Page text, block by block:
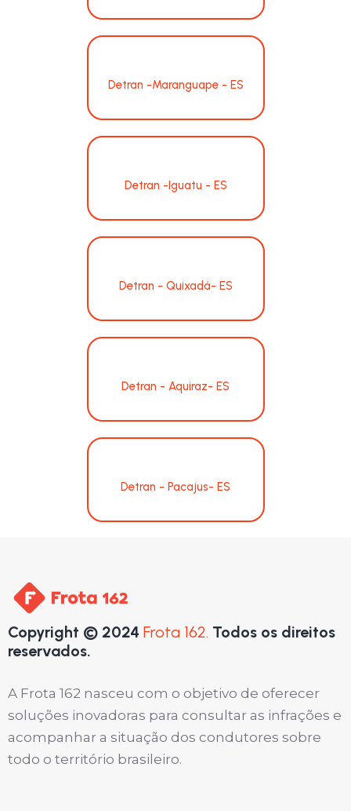
Detran -Maranguape - ES
Detran -Iguatu - ES
Detran - Quixadá- ES
Detran - Aquiraz- ES
Detran - Pacajus- ES
Copyright © 2024 Frota 162. Todos os direitos
reservados.
A Frota 162 nasceu com o objetivo de oferecer
soluções inovadoras para consultar as infrações e
acompanhar a situação dos condutores sobre
todo o território brasileiro.